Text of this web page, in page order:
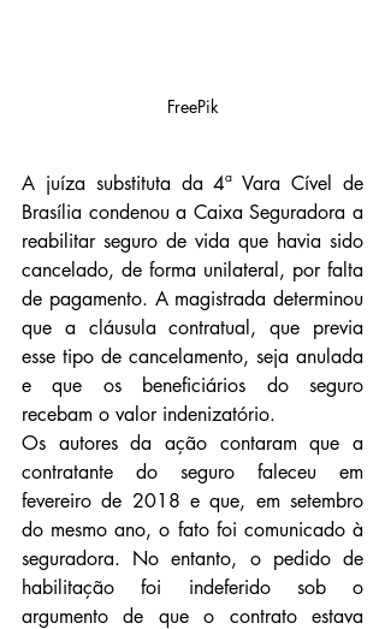
FreePik
A juíza substituta da 4ª Vara Cível de
Brasília condenou a Caixa Seguradora a
reabilitar seguro de vida que havia sido
cancelado, de forma unilateral, por falta
de pagamento. A magistrada determinou
que a cláusula contratual, que previa
esse tipo de cancelamento, seja anulada
e que os beneficiários do seguro
recebam o valor indenizatório.
Os autores da ação contaram que a
contratante do seguro faleceu em
fevereiro de 2018 e que, em setembro
do mesmo ano, o fato foi comunicado à
seguradora. No entanto, o pedido de
habilitação foi indeferido sob o
argumento de que o contrato estava